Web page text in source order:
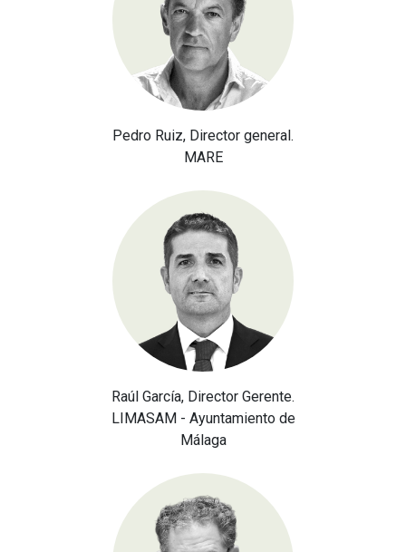
Pedro Ruiz, Director general.
MARE
Raúl García, Director Gerente.
LIMASAM - Ayuntamiento de
Málaga